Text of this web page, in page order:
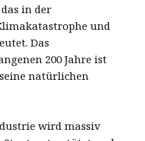
in der
und
Das
200 Jahre ist
natürlichen
wird massiv